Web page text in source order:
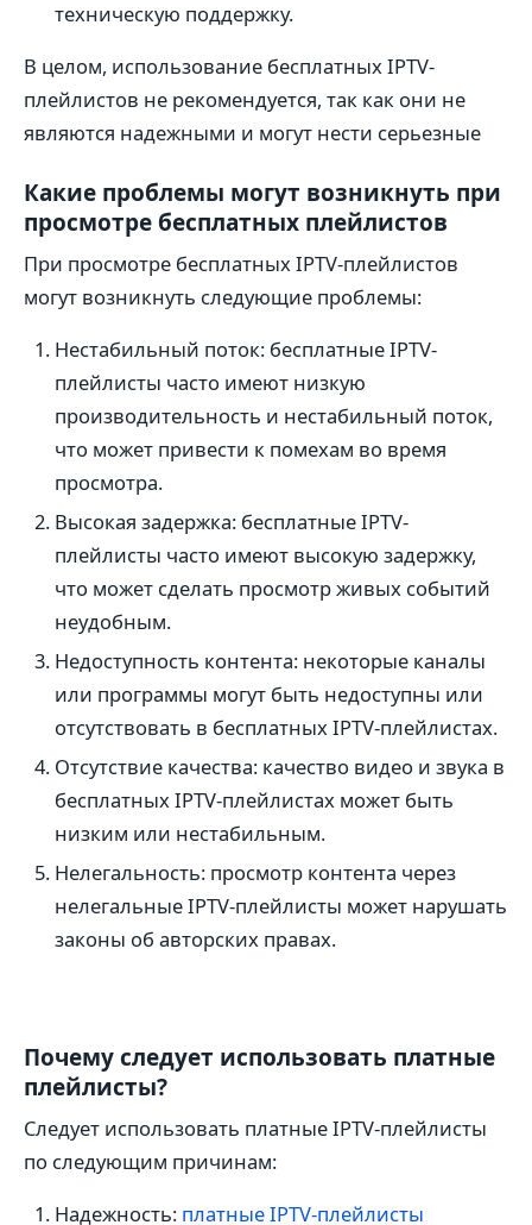
техническую поддержку.
В целом, использование бесплатных IPTV-
плейлистов не рекомендуется, так как они не
являются надежными и могут нести серьезные
Какие проблемы могут возникнуть при
просмотре бесплатных плейлистов
При просмотре бесплатных IPTV-плейлистов
могут возникнуть следующие проблемы:
Нестабильный поток: бесплатные IPTV-
плейлисты часто имеют низкую
производительность и нестабильный поток,
что может привести к помехам во время
просмотра.
Высокая задержка: бесплатные IPTV-
плейлисты часто имеют высокую задержку,
что может сделать просмотр живых событий
неудобным.
Недоступность контента: некоторые каналы
или программы могут быть недоступны или
отсутствовать в бесплатных IPTV-плейлистах.
Отсутствие качества: качество видео и звука в
бесплатных IPTV-плейлистах может быть
низким или нестабильным.
Нелегальность: просмотр контента через
нелегальные IPTV-плейлисты может нарушать
законы об авторских правах.
Почему следует использовать платные
плейлисты?
Следует использовать платные IPTV-плейлисты
по следующим причинам:
Надежность: платные IPTV-плейлисты